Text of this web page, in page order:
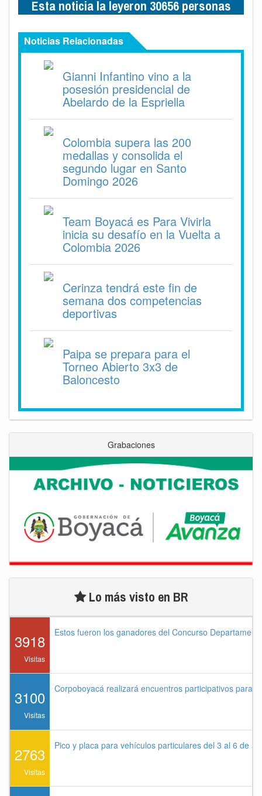
Esta noticia la leyeron 30656 personas
Noticias Relacionadas
Gianni Infantino vino a la
posesión presidencial de
Abelardo de la Espriella
Colombia supera las 200
medallas y consolida el
segundo lugar en Santo
Domingo 2026
Team Boyacá es Para Vivirla
inicia su desafío en la Vuelta a
Colombia 2026
Cerinza tendrá este fin de
semana dos competencias
deportivas
Paipa se prepara para el
Torneo Abierto 3x3 de
Baloncesto
Grabaciones
Lo más visto en BR
3918
Visitas
Estos fueron los ganadores del Concurso
3100
Visitas
Corpoboyacá realizará encuentros participativos para
2763
Visitas
Pico y placa para vehículos particulares del 3 al 6 de